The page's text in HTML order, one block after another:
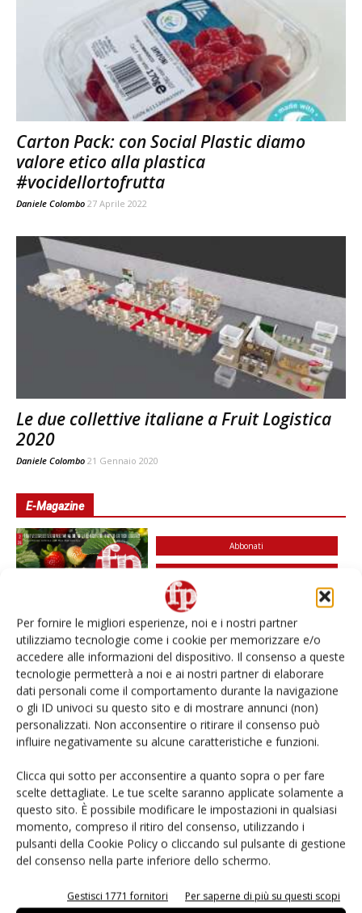
Per fornire le migliori esperienze, noi e i nostri partner
utilizziamo tecnologie come i cookie per memorizzare e/o
accedere alle informazioni del dispositivo. Il consenso a queste
tecnologie permetterà a noi e ai nostri partner di elaborare
dati personali come il comportamento durante la navigazione
o gli ID univoci su questo sito e di mostrare annunci (non)
personalizzati. Non acconsentire o ritirare il consenso può
influire negativamente su alcune caratteristiche e funzioni.
Clicca qui sotto per acconsentire a quanto sopra o per fare
scelte dettagliate. Le tue scelte saranno applicate solamente a
questo sito. È possibile modificare le impostazioni in qualsiasi
momento, compreso il ritiro del consenso, utilizzando i
pulsanti della Cookie Policy o cliccando sul pulsante di gestione
del consenso nella parte inferiore dello schermo.
Gestisci 1771 fornitori Per saperne di più su questi scopi
Carton Pack: con Social Plastic diamo
valore etico alla plastica
#vocidellortofrutta
Daniele Colombo 27 Aprile 2022
Le due collettive italiane a Fruit Logistica
2020
Daniele Colombo 21 Gennaio 2020
E-Magazine
Abbonati
I più visti
Spazio Conad: continua la conversione dei punti di
vendita
Non è una susina: è Metis… e può rivoluzionare la
categoria